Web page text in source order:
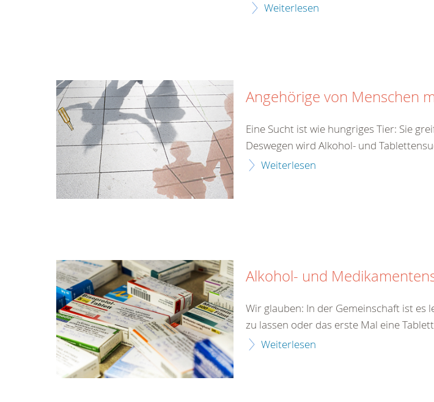
Weiterlesen
Angehörige von Menschen
Eine Sucht ist wie hungriges Tier: Sie
Deswegen wird Alkohol- und
Weiterlesen
Alkohol- und
Wir glauben: In der Gemeinschaft ist es
zu lassen oder das erste Mal eine
Weiterlesen